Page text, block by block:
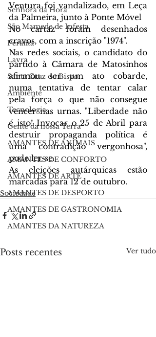
Senhora da Hora
São Mamede de Infesta
Perafita
Lavra
Santa Cruz do Bispo
Ambiente
Tecnologia
Gente da nossa Terra
AMANTES DE ANIMAIS
AMANTES DE CONFORTO
AMANTES DE ARTE
AMANTES DE DESPORTO
AMANTES DE GASTRONOMIA
AMANTES DA NATUREZA
Ventura foi vandalizado, em Leça
da Palmeira, junto à Ponte Móvel
No cartaz foram desenhados
cravos, com a inscrição "1974".
Nas redes sociais, o candidato do
partido à Câmara de Matosinhos
afirmou ser um ato cobarde,
numa tentativa de tentar calar
pela força o que não consegue
vencer nas urnas. "Liberdade não
é isto! Invocar o 25 de Abril para
destruir propaganda política é
uma contradição vergonhosa",
pode ler-se.
As eleições autárquicas estão
marcadas para 12 de outubro.
Sociedade
Posts recentes Ver tudo